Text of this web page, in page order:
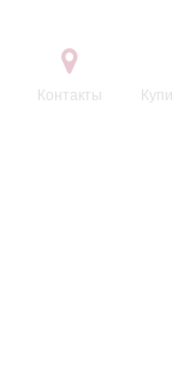
Контакты